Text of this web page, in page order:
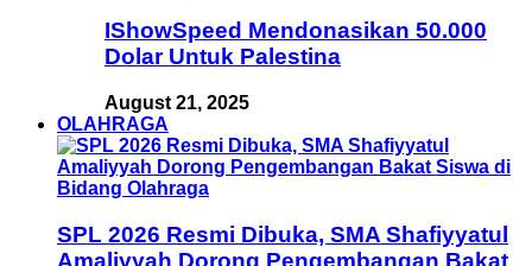
IShowSpeed Mendonasikan 50.000
Dolar Untuk Palestina
August 21, 2025
OLAHRAGA
SPL 2026 Resmi Dibuka, SMA Shafiyyatul
Amaliyyah Dorong Pengembangan Bakat